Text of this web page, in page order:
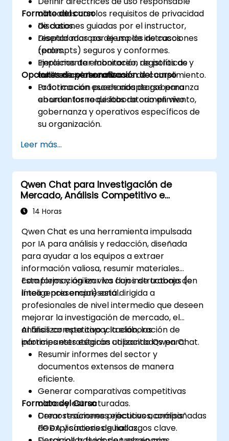
alineadas con los requisitos de privacidad
de datos.
Diseñar marcos de uso de instrucciones
(prompts) seguros y conformes.
Implementar monitoreo, registros de
auditoría y mecanismos de cumplimiento.
Formato del curso
Discusiones guiadas por el instructor,
respaldadas por ejemplos de casos
reales.
Ejercicios de elaboración de políticas y
talleres colaborativos.
Práctica con escenarios de gobernanza
en un entorno de laboratorio en vivo.
Opciones de personalización del curso
La formación puede adaptarse para
abordar los requisitos de cumplimiento,
gobernanza y operativos específicos de
su organización.
Leer más...
Qwen Chat para Investigación de
Mercado, Análisis Competitivo e
Inteligencia Empresarial
14 Horas
Qwen Chat es una herramienta impulsada
por IA para análisis y redacción, diseñada
para ayudar a los equipos a extraer
información valiosa, resumir materiales
complejos y agilizar los flujos de trabajo de
inteligencia empresarial.
Esta formación en vivo con instructores (en
línea o presencial) está dirigida a
profesionales de nivel intermedio que deseen
mejorar la investigación de mercado, el
análisis competitivo y la elaboración de
informes estratégicos utilizando Qwen Chat.
Al finalizar esta capacitación, los
participantes estarán capacitados para:
Resumir informes del sector y
documentos extensos de manera
eficiente.
Generar comparativas competitivas
claras y estructuradas.
Crear resúmenes ejecutivos, análisis
FODA y síntesis de hallazgos clave.
Formato del Curso
Demostraciones prácticas acompañadas
de explicaciones guiadas.